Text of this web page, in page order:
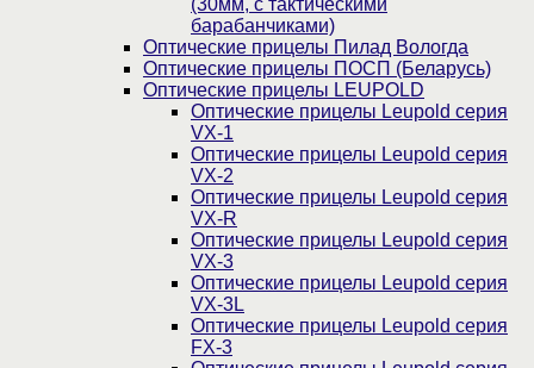
(30мм, c тактическими
барабанчиками)
Оптические прицелы Пилад Вологда
Оптические прицелы ПОСП (Беларусь)
Оптические прицелы LEUPOLD
Оптические прицелы Leupold серия
VX-1
Оптические прицелы Leupold серия
VX-2
Оптические прицелы Leupold серия
VX-R
Оптические прицелы Leupold серия
VX-3
Оптические прицелы Leupold серия
VX-3L
Оптические прицелы Leupold серия
FX-3